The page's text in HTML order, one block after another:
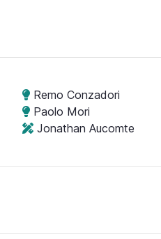
Remo Conzadori
Paolo Mori
Jonathan Aucomte